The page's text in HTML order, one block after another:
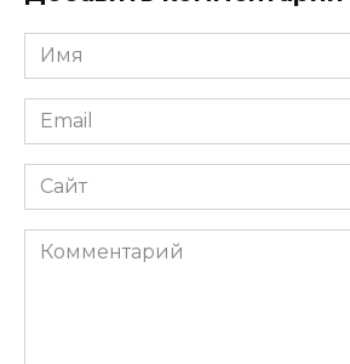
Имя
*
Email
*
Сайт
Комментарий